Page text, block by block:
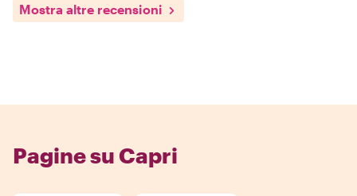
Mostra altre recensioni
Pagine su Capri